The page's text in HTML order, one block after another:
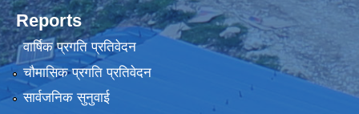
Reports
वार्षिक प्रगति प्रतिवेदन
चौमासिक प्रगति प्रतिवेदन
सार्वजनिक सुनुवाई